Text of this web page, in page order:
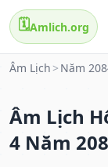
🗓️Amlich.org
Âm Lịch > Năm
Âm Lịch
4 Năm